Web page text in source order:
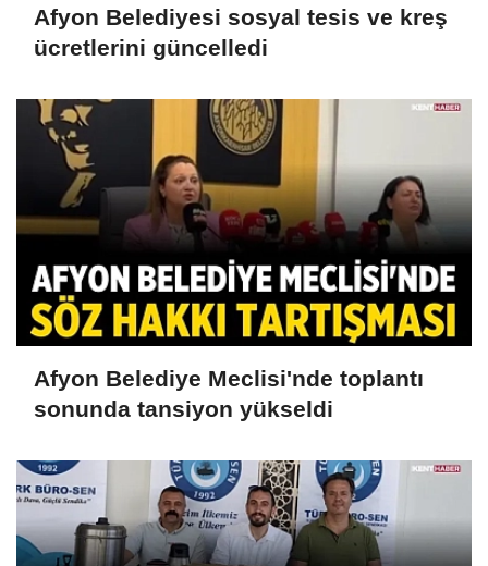
Afyon Belediyesi sosyal tesis ve kreş
ücretlerini güncelledi
Afyon Belediye Meclisi'nde toplantı
sonunda tansiyon yükseldi